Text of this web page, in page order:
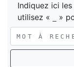
Indiquez ici
utilisez «
»